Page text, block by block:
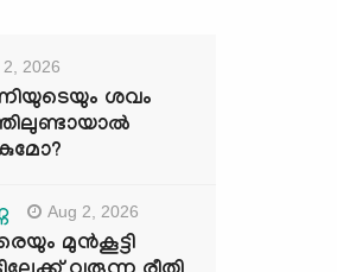
2, 2026
ശവം
Aug 2, 2026
മുൻകൂട്ടി